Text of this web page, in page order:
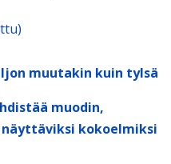
muutakin kuin tylsä
muodin,
kokoelmiksi